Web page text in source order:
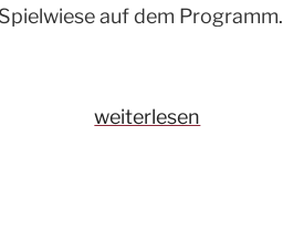
auf dem Programm.
„Digital
weiterlesen